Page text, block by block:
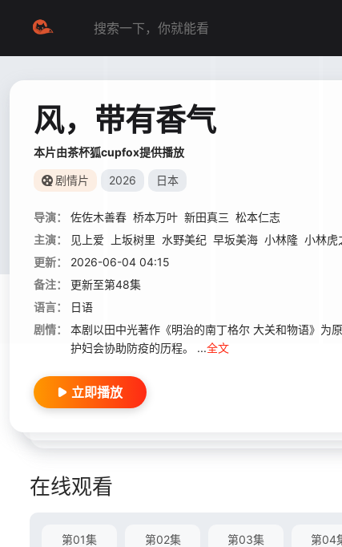
风，带有香气
本片由茶杯狐cupfox提供播放
剧情片 2026 日本
导演： 佐佐木善春 桥本万叶 新田真三 松本仁志
主演：
见上爱 上坂树里 水野美纪 早坂美海 小林隆 小林虎
更新：
2026-06-04 04:15
备注：
更新至第48集
语言：
日语
剧情：
本剧以田中光著作《明治的南丁格尔 大关和物语》为
护妇会协助防疫的历程。 ...全文
立即播放
在线观看
第01集 第02集 第03集 第04